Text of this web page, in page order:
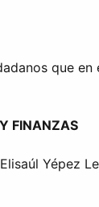
que
FINANZAS
Yépez